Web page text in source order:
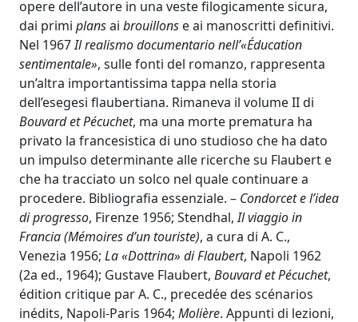
opere dell’autore in una veste filogicamente sicura,
dai primi plansai brouillons e ai manoscritti definitivi.
Nel 1967Il realismo documentario nell’«Éducation
sentimentale», sulle fonti del romanzo, rappresenta
un’altra importantissima tappa nella storia
dell’esegesi flaubertiana. Rimaneva il volume II di
Bouvard et Pécuchet, ma una morte prematura ha
privato la francesistica di uno studioso che ha dato
un impulso determinante alle ricerche su Flaubert e
che ha tracciato un solco nel quale continuare a
procedere. Bibliografia essenziale. – Condorcet e l’idea
di progresso, Firenze 1956; Stendhal,Il viaggio in
Francia (Mémoires d’un touriste), a cura di A. C.,
Venezia 1956; La «Dottrina» di Flaubert, Napoli 1962
(2a ed., 1964); Gustave Flaubert, Bouvard et Pécuchet,
édition critique par A. C., precedée des scénarios
inédits, Napoli-Paris 1964; Molière. Appunti di lezioni,